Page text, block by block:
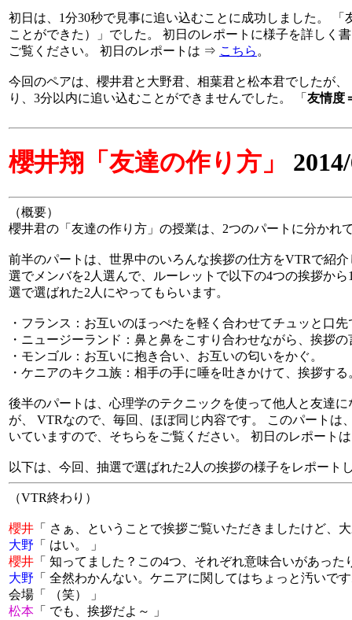
初日は、1分30秒で見事に追い込むことに成功しました。 「
ことができた）」でした。 初日のレポートに様子を詳しく
ご覧ください。 初日のレポートは ⇒ こちら 。
今回のペアは、櫻井君と大野君、相葉君と松本君でしたが
り、3分以内に追い込むことができませんでした。 「 友情度
櫻井翔「友達の作り方」
（概要）
櫻井君の「友達の作り方」の授業は、2つのパートに分かれ
前半のパートは、世界中のいろんな挨拶の仕方をVTRで紹
選でメンバを2人選んで、ルーレットで以下の4つの挨拶か
選で選ばれた2人にやってもらいます。
・フランス：お互いのほっぺたを軽く合わせてチュッと口
・ニュージーランド：鼻と鼻をこすり合わせながら、挨拶
・モンゴル：お互いに抱き合い、お互いの匂いをかぐ。
・ケニアのキクユ族：相手の手に唾を吐きかけて、挨拶する
後半のパートは、心理学のテクニックを使って他人と友達
が、 VTRなので、毎回、ほぼ同じ内容です。 このパートは
いていますので、そちらをご覧ください。 初日のレポート
以下は、今回、抽選で選ばれた2人の挨拶の様子をレポート
（VTR終わり）
櫻井 「 さぁ、ということで挨拶ご覧いただきましたけど、
大野 「 はい。 」
櫻井 「 知ってました？この4つ、それぞれ意味合いがあった
大野 「 全然わかんない。ケニアに関してはちょっと汚いで
会場「 （笑） 」
松本 「 でも、挨拶だよ～ 」